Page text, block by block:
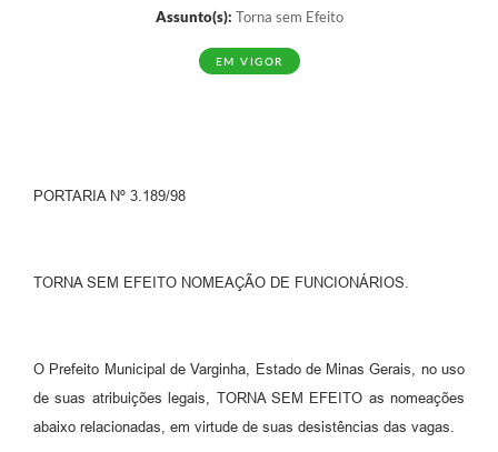
Assunto(s): Torna sem Efeito
EM VIGOR
PORTARIA Nº 3.189/98
TORNA SEM EFEITO NOMEAÇÃO DE FUNCIONÁRIOS.
O Prefeito Municipal de Varginha, Estado de Minas Gerais, no uso
de suas atribuições legais, TORNA SEM EFEITO as nomeações
abaixo relacionadas, em virtude de suas desistências das vagas.